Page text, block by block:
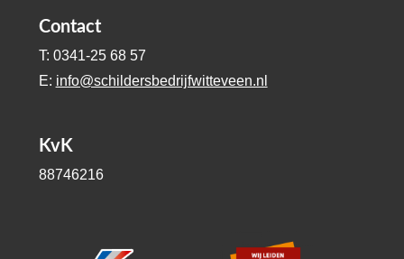
Contact
T: 0341-25 68 57
E: info@schildersbedrijfwitteveen.nl
KvK
88746216